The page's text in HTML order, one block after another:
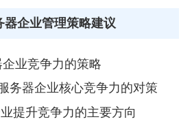
器企业管理策略建议
业竞争力的策略
务器企业核心竞争力的对策
提升竞争力的主要方向